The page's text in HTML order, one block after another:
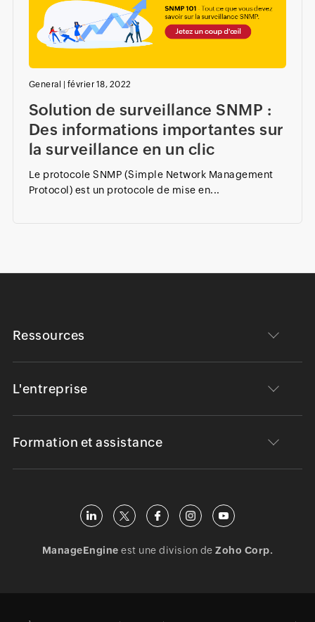
General février 18, 2022
Solution de surveillance SNMP :
Des informations importantes sur
la surveillance en un clic
Le protocole SNMP (Simple Network Management
Protocol) est un protocole de mise en...
Ressources
L'entreprise
Formation et assistance
ManageEngine est une division deZoho Corp.